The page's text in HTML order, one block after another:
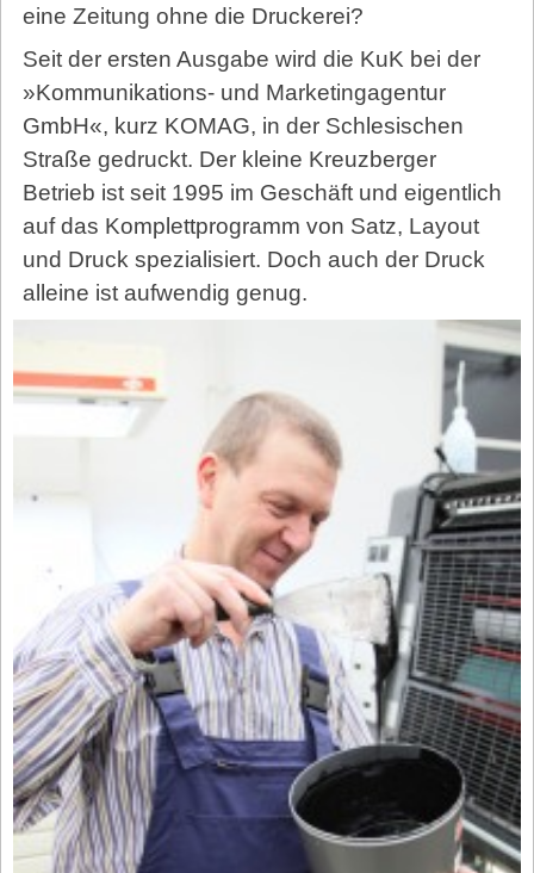
eine Zeitung ohne die Druckerei?
Seit der ersten Ausgabe wird die KuK bei der
»Kommunikations- und Marketingagentur
GmbH«, kurz KOMAG, in der Schlesischen
Straße gedruckt. Der kleine Kreuzberger
Betrieb ist seit 1995 im Geschäft und eigentlich
auf das Komplettprogramm von Satz, Layout
und Druck spezialisiert. Doch auch der Druck
alleine ist aufwendig genug.